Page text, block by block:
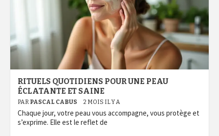
RITUELS QUOTIDIENS POUR UNE PEAU
ÉCLATANTE ET SAINE
PAR PASCAL CABUS 2 MOIS IL Y A
Chaque jour, votre peau vous accompagne, vous protège et
s’exprime. Elle est le reflet de